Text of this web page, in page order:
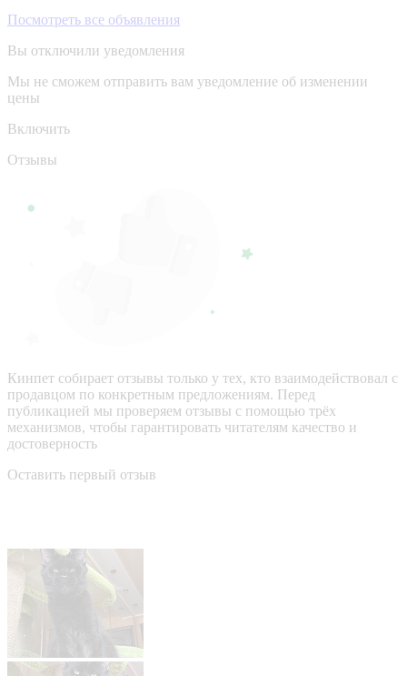
Посмотреть все объявления
Вы отключили уведомления
Мы не сможем отправить вам уведомление об изменении
цены
Включить
Отзывы
Кинпет собирает отзывы только у тех, кто взаимодействовал с
продавцом по конкретным предложениям. Перед
публикацией мы проверяем отзывы с помощью трёх
механизмов, чтобы гарантировать читателям качество и
достоверность
Оставить первый отзыв